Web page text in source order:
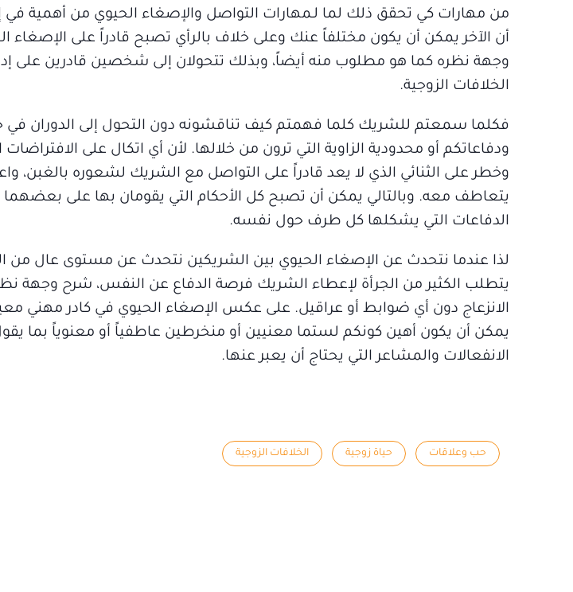
من مهارات كي تحقق ذلك لما لـمهارات التواصل والإصغاء الحيوي من أهمية في
أن الآخر يمكن أن يكون مختلفاً عنك وعلى خلاف بالرأي تصبح قادراً على الإصغاء
وجهة نظره كما هو مطلوب منه أيضاً، وبذلك تتحولان إلى شخصين قادرين على
الخلافات الزوجية.
فكلما سمعتم للشريك كلما فهمتم كيف تناقشونه دون التحول إلى الدوران في
ودفاعاتكم أو محدودية الزاوية التي ترون من خلالها. لأن أي اتكال على
وخطر على الثنائي الذي لا يعد قادراً على التواصل مع الشريك لشعوره بالغبن،
يتعاطف معه. وبالتالي يمكن أن تصبح كل الأحكام التي يقومان بها على
الدفاعات التي يشكلها كل طرف حول نفسه.
لذا عندما نتحدث عن الإصغاء الحيوي بين الشريكين نتحدث عن مستوى عال من
يتطلب الكثير من الجرأة لإعطاء الشريك فرصة الدفاع عن النفس، شرح وجهة
الانزعاج دون أي ضوابط أو عراقيل. على عكس الإصغاء الحيوي في كادر مهني
يمكن أن يكون أهين كونكم لستما معنيين أو منخرطين عاطفياً أو معنوياً بما
الانفعالات والمشاعر التي يحتاج أن يعبر عنها.
حب وعلاقات حياة زوجية الخلافات الزوجية